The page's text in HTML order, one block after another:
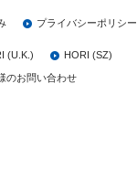
プライバシーポリシー
(U.K.) HORI (SZ)
のお問い合わせ